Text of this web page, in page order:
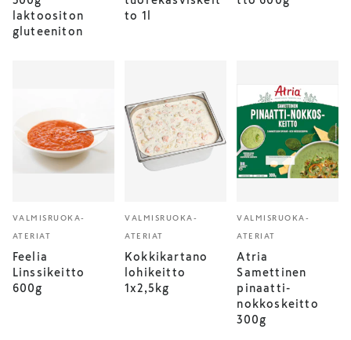
laktoositon
gluteeniton
to 1l
VALMISRUOKA-
ATERIAT
Feelia
Linssikeitto
600g
VALMISRUOKA-
ATERIAT
Kokkikartano
lohikeitto
1x2,5kg
VALMISRUOKA-
ATERIAT
Atria
Samettinen
pinaatti-
nokkoskeitto
300g